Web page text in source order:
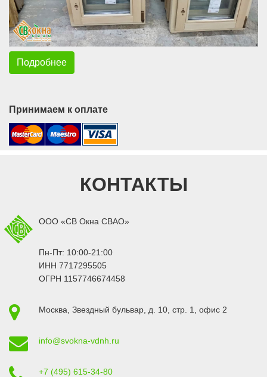
Подробнее
Принимаем к оплате
КОНТАКТЫ
ООО «СВ Окна СВАО»
Пн-Пт: 10:00-21:00
ИНН 7717295505
ОГРН 1157746674458
Москва Звездный бульвар, д. 10, стр. 1 , офис 2
info@svokna-vdnh.ru
+7 (495) 615-34-80